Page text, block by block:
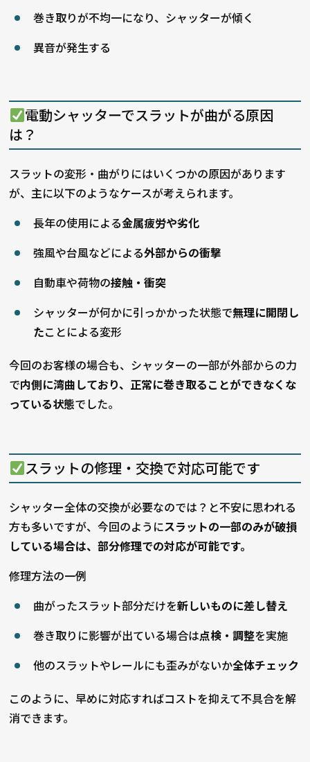
巻き取りが不均一になり、シャッターが傾く
異音が発生する
電動シャッターでスラットが曲がる原因
は？
スラットの変形・曲がりにはいくつかの原因があります
が、主に以下のようなケースが考えられます。
長年の使用による金属疲労や劣化
強風や台風などによる外部からの衝撃
自動車や荷物の接触・衝突
シャッターが何かに引っかかった状態で無理に開閉し
たことによる変形
今回のお客様の場合も、シャッターの一部が外部からの力
で内側に湾曲しており、正常に巻き取ることができなくな
っている状態でした。
スラットの修理・交換で対応可能です
シャッター全体の交換が必要なのでは？と不安に思われる
方も多いですが、今回のようにスラットの一部のみが破損
している場合は、部分修理での対応が可能です。
修理方法の一例
曲がったスラット部分だけを新しいものに差し替え
巻き取りに影響が出ている場合は点検・調整を実施
他のスラットやレールにも歪みがないか全体チェック
このように、早めに対応すればコストを抑えて不具合を解
消できます。